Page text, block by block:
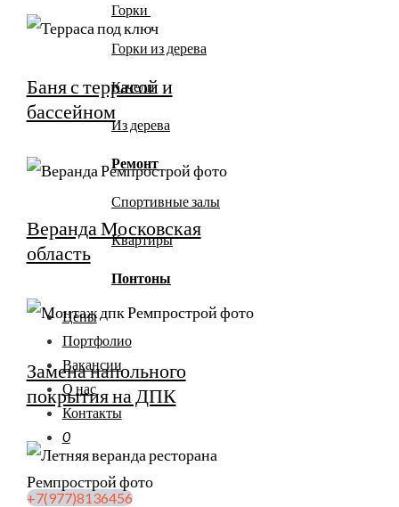
Горки
Горки из дерева
Качели
Из дерева
Ремонт
Спортивные залы
Квартиры
Понтоны
Цены
Портфолио
Вакансии
О нас
Контакты
0
+7(977)8136456
Баня с террасой и
бассейном
Веранда Московская
область
Замена напольного
покрытия на ДПК